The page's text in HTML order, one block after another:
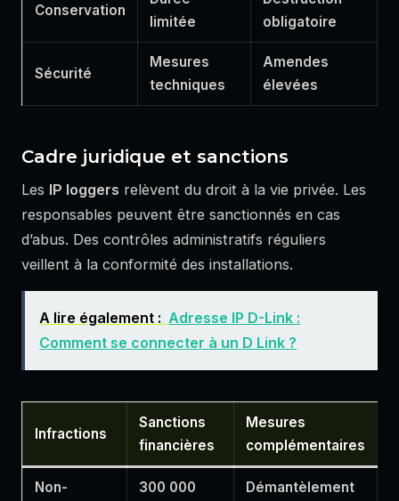
Conservation
limitée
obligatoire
Sécurité
Mesures
techniques
Amendes
élevées
Cadre juridique et sanctions
Les IP loggers relèvent du droit à la vie privée. Les
responsables peuvent être sanctionnés en cas
d’abus. Des contrôles administratifs réguliers
veillent à la conformité des installations.
A lire également : Adresse IP D-Link :
Comment se connecter à un D Link ?
Infractions
Sanctions
financières
Mesures
complémentaires
Non-
300 000
Démantèlement